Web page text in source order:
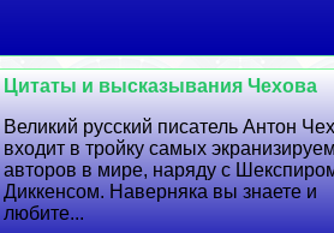
Цитаты и высказывания Чехова
Великий русский писатель Антон
входит в тройку самых
авторов в мире, наряду с
Диккенсом. Наверняка вы знаете и
любите...